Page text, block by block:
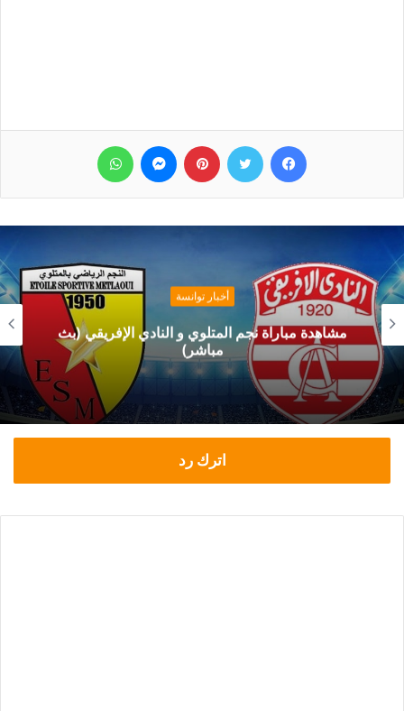
فيسبوك تويتر بينتيريست ماسنجر
أخبار توانسة
مشاهدة مباراة نجم المتلوي و النادي الإفريقي (بث
مباشر)
اترك رد